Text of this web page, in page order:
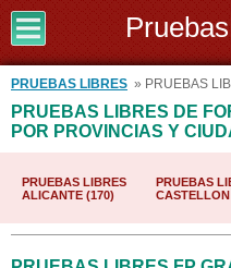
Pruebas
PRUEBAS LIBRES » PRUEBAS
PRUEBAS LIBRES DE
POR PROVINCIAS Y
PRUEBAS LIBRES
ALICANTE (170)
PRUEBAS
CASTELLON